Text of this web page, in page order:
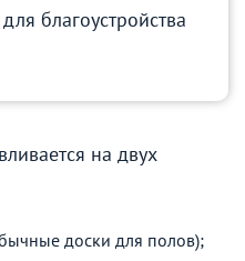
благоустройства
на двух
доски для полов);